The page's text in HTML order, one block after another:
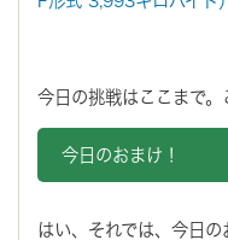
今日の挑戦はここまで。
今日のおまけ！
はい、それでは、今日